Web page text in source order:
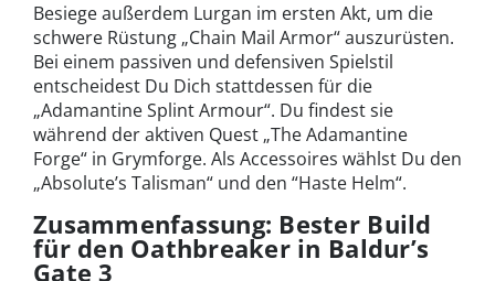
Besiege außerdem Lurgan im ersten Akt, um die
schwere Rüstung „Chain Mail Armor“ auszurüsten.
Bei einem passiven und defensiven Spielstil
entscheidest Du Dich stattdessen für die
„Adamantine Splint Armour“. Du findest sie
während der aktiven Quest „The Adamantine
Forge“ in Grymforge. Als Accessoires wählst Du den
„Absolute’s Talisman“ und den “Haste Helm“.
Zusammenfassung: Bester Build
für den Oathbreaker in Baldur’s
Gate 3